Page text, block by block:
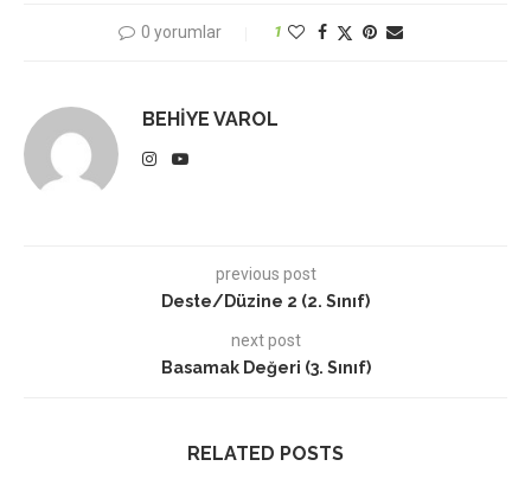
0 yorumlar 1
BEHIYE VAROL
previous post
Deste/Düzine 2 (2. Sınıf)
next post
Basamak Değeri (3. Sınıf)
RELATED POSTS